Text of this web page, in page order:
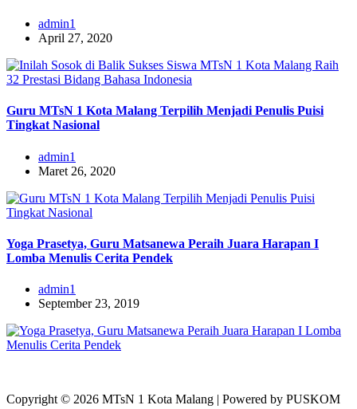
admin1
April 27, 2020
Guru MTsN 1 Kota Malang Terpilih Menjadi Penulis Puisi
Tingkat Nasional
admin1
Maret 26, 2020
Yoga Prasetya, Guru Matsanewa Peraih Juara Harapan I
Lomba Menulis Cerita Pendek
admin1
September 23, 2019
Copyright © 2026 MTsN 1 Kota Malang | Powered by PUSKOM